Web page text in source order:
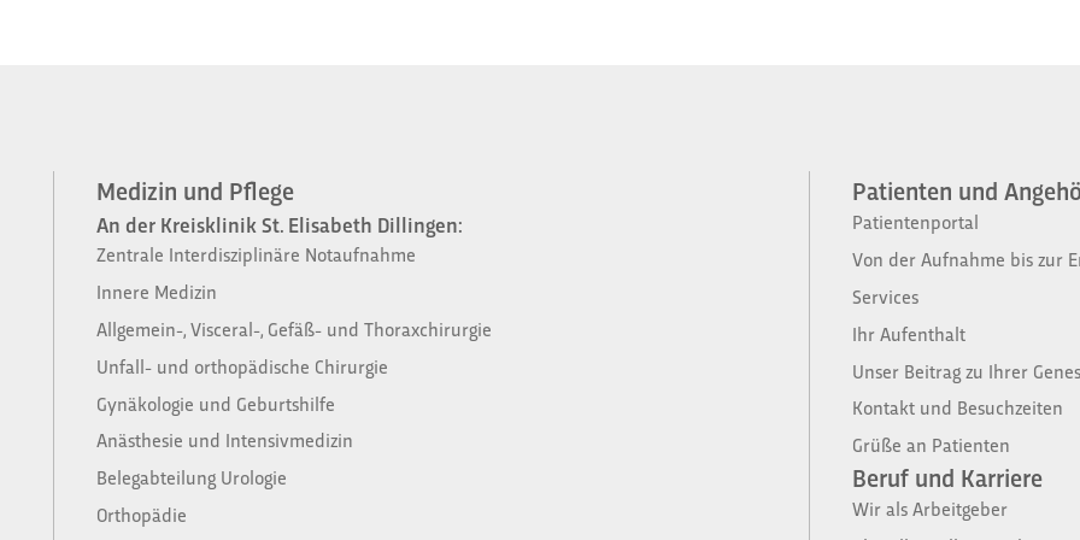
Medizin und Pflege
An der Kreisklinik St. Elisabeth Dillingen:
Zentrale Interdisziplinäre Notaufnahme
Innere Medizin
Allgemein-, Visceral-, Gefäß- und Thoraxchirurgie
Unfall- und orthopädische Chirurgie
Gynäkologie und Geburtshilfe
Anästhesie und Intensivmedizin
Belegabteilung Urologie
Orthopädie
Patienten und
Patientenportal
Von der Aufnahme bis zur
Services
Ihr Aufenthalt
Unser Beitrag zu Ihrer
Kontakt und Besuchzeiten
Grüße an Patienten
Beruf und Karriere
Wir als Arbeitgeber